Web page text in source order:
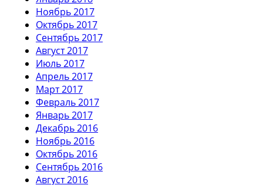
Ноябрь 2017
Октябрь 2017
Сентябрь 2017
Август 2017
Июль 2017
Апрель 2017
Март 2017
Февраль 2017
Январь 2017
Декабрь 2016
Ноябрь 2016
Октябрь 2016
Сентябрь 2016
Август 2016